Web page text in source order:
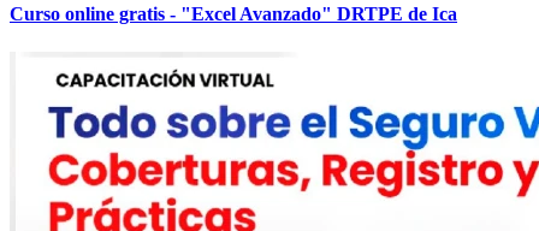
Curso online gratis - "Excel Avanzado" DRTPE de Ica